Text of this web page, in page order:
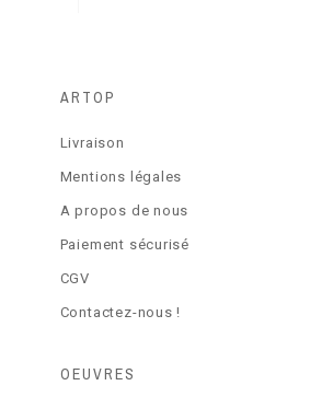
ARTOP
Livraison
Mentions légales
A propos de nous
Paiement sécurisé
CGV
Contactez-nous !
OEUVRES